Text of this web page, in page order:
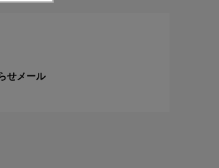
せメール